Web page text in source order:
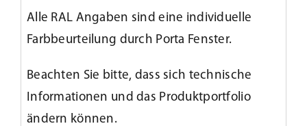
Alle RAL Angaben sind eine individuelle
Farbbeurteilung durch Porta Fenster.
Beachten Sie bitte, dass sich technische
Informationen und das Produktportfolio
ändern können.